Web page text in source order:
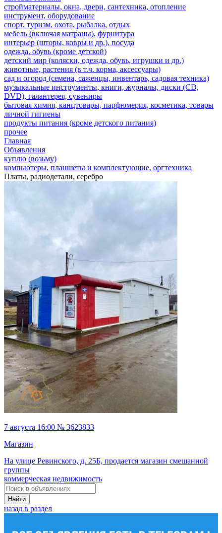
стройматериалы, окна, двери, сантехника, отопление
инструмент, оборудование
спорт, туризм, охота, рыбалка, отдых
мебель (включая матрацы), фурнитура
интерьер (шторы, ковры и др.), посуда
одежда, обувь (кроме детской)
детский мир (коляски, одежда, обувь, игрушки и др.)
животные, растения (в т.ч. корма, аксессуары)
сад и огород (семена, саженцы, инвентарь, садовая техника)
музыкальные инструменты, книги, журналы, диски (CD,
DVD), галантерея, сувениры
бытовая химия, канцтовары, парфюмерия, косметика, товары
личной гигиены
продукты питания (кроме детского питания)
прочее
Главная
Объявления
куплю (возьму)
компьютеры, планшеты и комплектующие, оргтехника
Платы, радиодетали, серебро
7 августа 16:00 № 3623833
Магазин
На улице Ревинского, д. 25Б, продается магазин смешанной
группы
коммерческая недвижимость
Найти
назад в раздел